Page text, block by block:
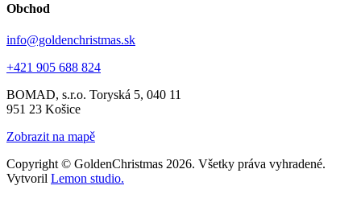
Obchod
info@goldenchristmas.sk
+421 905 688 824
BOMAD, s.r.o. Toryská 5, 040 11
951 23 Košice
Zobrazit na mapě
Copyright © GoldenChristmas 2026. Všetky práva vyhradené.
Vytvoril Lemon studio.